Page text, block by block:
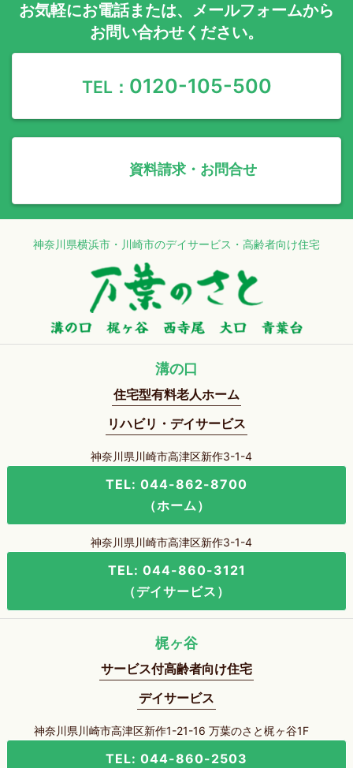
お気軽にお電話または、 メールフォームから
お問い合わせください。
TEL： 0120-105-500
資料請求・お問合せ
神奈川県横浜市・川崎市のデイサービス・高齢者向け住宅
溝の口
住宅型有料老人ホーム
リハビリ・デイサービス
神奈川県川崎市高津区新作3-1-4
TEL: 044-862-8700
（ホーム）
神奈川県川崎市高津区新作3-1-4
TEL: 044-860-3121
（デイサービス）
梶ヶ谷
サービス付高齢者向け住宅
デイサービス
神奈川県川崎市高津区新作1-21-16 万葉のさと梶ヶ谷1F
TEL: 044-860-2503